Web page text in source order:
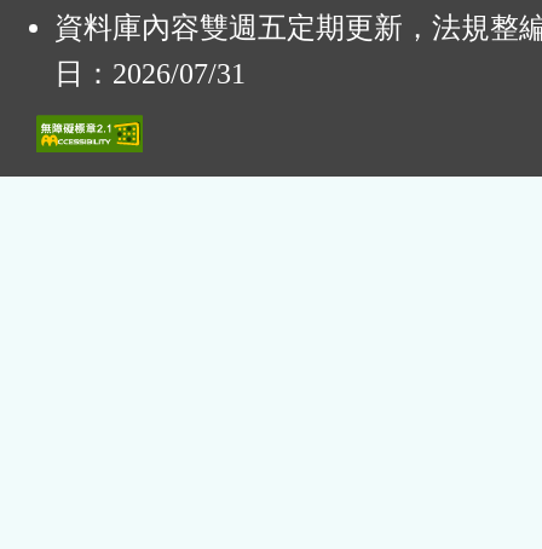
資料庫內容雙週五定期更新，法規整
日：2026/07/31